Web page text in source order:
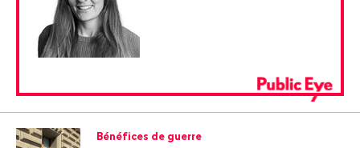
Bénéfices de guerre